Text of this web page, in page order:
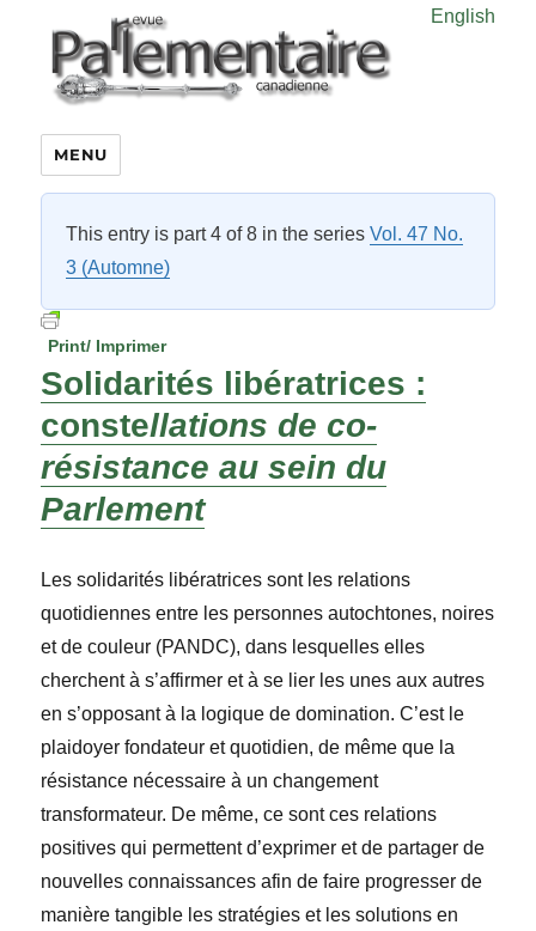
English
MENU
This entry is part 4 of 8 in the seriesVol. 47 No.
3 (Automne)
Print/ Imprimer
Solidarités libératrices :
constellations de co-
résistance au sein du
Parlement
Les solidarités libératrices sont les relations
quotidiennes entre les personnes autochtones, noires
et de couleur (PANDC), dans lesquelles elles
cherchent à s’affirmer et à se lier les unes aux autres
en s’opposant à la logique de domination. C’est le
plaidoyer fondateur et quotidien, de même que la
résistance nécessaire à un changement
transformateur. De même, ce sont ces relations
positives qui permettent d’exprimer et de partager de
nouvelles connaissances afin de faire progresser de
manière tangible les stratégies et les solutions en